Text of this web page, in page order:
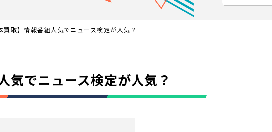
買取】情報番組人気でニュース検定が人気？
気でニュース検定が人気？